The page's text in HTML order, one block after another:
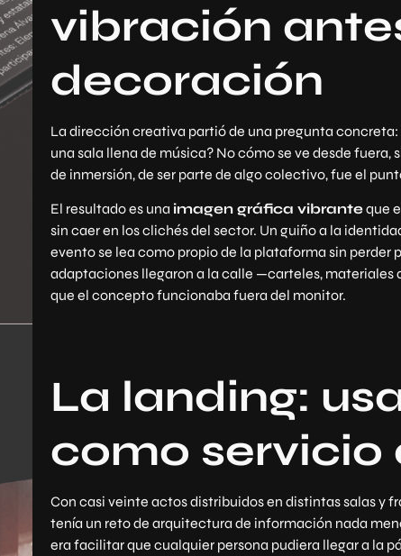
vibración
decoración
La dirección creativa partió de una pregunta
una sala llena de música? No cómo se ve desde fuera,
de inmersión, de ser parte de algo colectivo, fue el
El resultado es una imagen gráfica vibranteque
sin caer en los clichés del sector. Un guiño a la
evento se lea como propio de la plataforma sin perder
adaptaciones llegaron a la calle —carteles, materiales
que el concepto funcionaba fuera del monitor.
La landing:
como servicio
Con casi veinte actos distribuidos en distintas salas y
tenía un reto de arquitectura de información nada
era facilitar que cualquier persona pudiera llegar a la